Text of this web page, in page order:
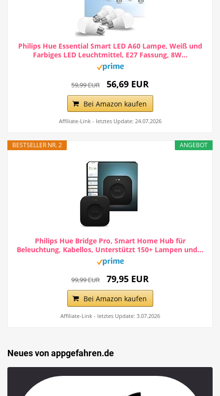
Philips Hue Essential Smart LED A60 Lampe, Weiß und
Farbiges LED Leuchtmittel, E27 Fassung, 8W...
59,99 EUR 56,69 EUR
Bei Amazon kaufen
Affiliate-Link - letztes Update: 24.07.2026
ANGEBOT
BESTSELLER NR. 2
Philips Hue Bridge Pro, Smart Home Hub für
Beleuchtung, Kabellos, Unterstützt 150+ Lampen und...
99,99 EUR 79,95 EUR
Bei Amazon kaufen
Affiliate-Link - letztes Update: 3.07.2026
Neues von appgefahren.de